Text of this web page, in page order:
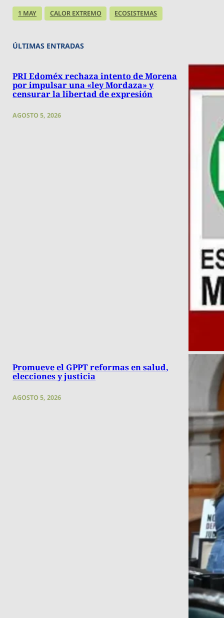
1 MAY CALOR EXTREMO ECOSISTEMAS
ÚLTIMAS ENTRADAS
PRI Edoméx rechaza intento de Morena
por impulsar una «ley Mordaza» y
censurar la libertad de expresión
AGOSTO 5, 2026
Promueve el GPPT reformas en salud,
elecciones y justicia
AGOSTO 5, 2026